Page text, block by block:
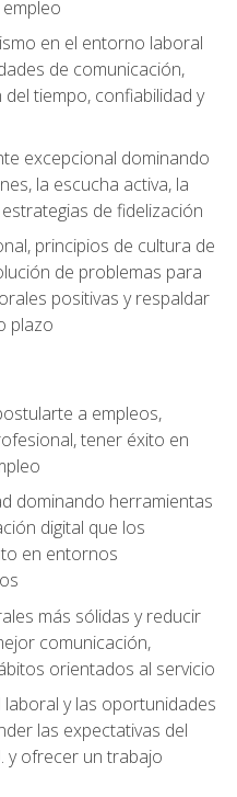
en el entorno laboral
de comunicación,
tiempo, confiabilidad y
excepcional dominando
la escucha activa, la
de fidelización
principios de cultura de
de problemas para
positivas y respaldar
plazo
a empleos,
tener éxito en
dominando herramientas
digital que los
en entornos
más sólidas y reducir
comunicación,
orientados al servicio
y las oportunidades
las expectativas del
y ofrecer un trabajo